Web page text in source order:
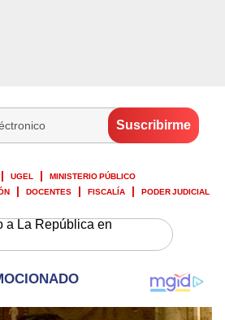
UGEL
MINISTERIO PÚBLICO
DOCENTES FISCALÍA PODER JUDICIAL
a La República en